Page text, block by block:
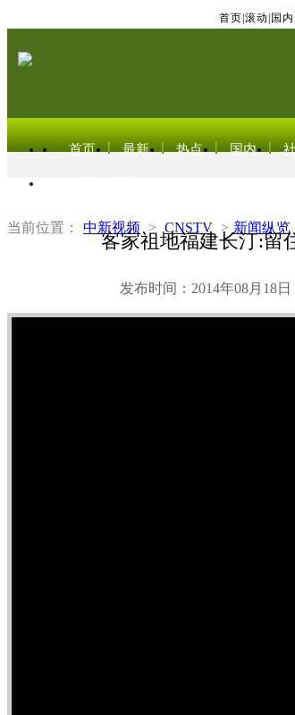
首页 滚动 国内
首页 最新 热点 国内
当前位置： 中新视频 > CNSTV > 新闻纵览
客家祖地福建长汀:留
发布时间：2014年08月18日